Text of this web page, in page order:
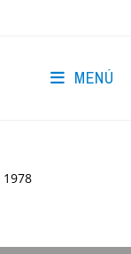
MENÚ
1978